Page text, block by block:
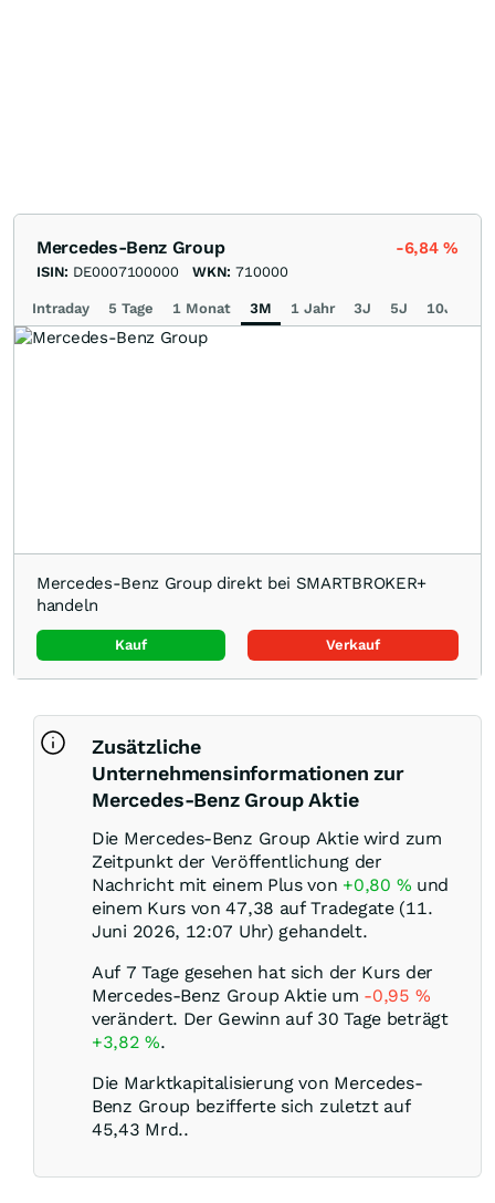
Mercedes-Benz Group -6,84%
ISIN: DE0007100000 WKN: 710000
Intraday 5 Tage 1 Monat 3M 1 Jahr 3J 5J 10J
Mercedes-Benz Group direkt bei SMARTBROKER+
handeln
Kauf Verkauf
Zusätzliche
Unternehmensinformationen zur
Mercedes-Benz Group Aktie
Die Mercedes-Benz Group Aktie wird zum
Zeitpunkt der Veröffentlichung der
Nachricht mit einem Plus von +0,80 % und
einem Kurs von 47,38 auf Tradegate (11.
Juni 2026, 12:07 Uhr) gehandelt.
Auf 7 Tage gesehen hat sich der Kurs der
Mercedes-Benz Group Aktie um -0,95 %
verändert. Der Gewinn auf 30 Tage beträgt
+3,82%.
Die Marktkapitalisierung von Mercedes-
Benz Group bezifferte sich zuletzt auf
45,43 Mrd..